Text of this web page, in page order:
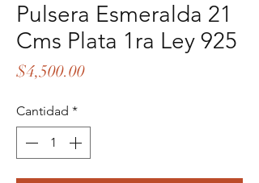
Pulsera Esmeralda 21
Cms Plata 1ra Ley 925
$4,500.00Precio
Cantidad *